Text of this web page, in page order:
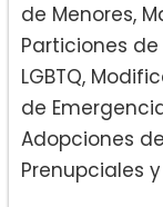
de Menores,
Particiones
LGBTQ,
de
Adopciones
Prenupciales